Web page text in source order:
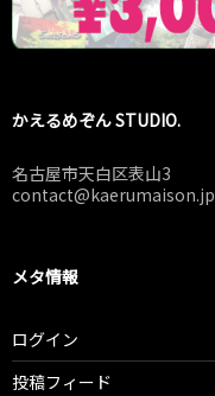
かえるめぞん STUDIO.
名古屋市天白区表山3
contact@kaerumaison.jp
メタ情報
ログイン
投稿フィード